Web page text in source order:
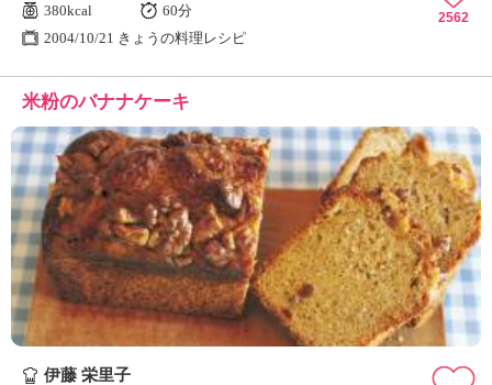
380kcal
60分
2004/10/21 きょうの料理レシピ
2562
米粉のバナナケーキ
伊藤 栄里子